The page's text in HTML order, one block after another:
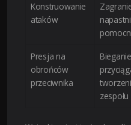
Konstruowanie
ataków
Presja na
obrońców
przeciwnika
zespołu